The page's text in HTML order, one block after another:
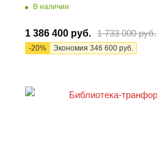
В наличии
1 386 400 руб. 1 733 000руб.
-20% Экономия 346 600 руб.